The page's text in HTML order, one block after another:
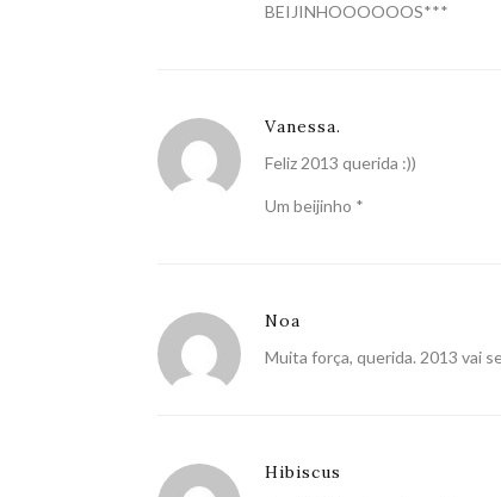
BEIJINHOOOOOOS***
Vanessa.
Feliz 2013 querida :))
Um beijinho *
Noa
Muita força, querida. 2013 vai
Hibiscus